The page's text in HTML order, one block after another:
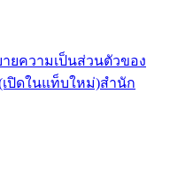
ยความเป็นส่วนตัวของ
เปิดในแท็บใหม่)สำนัก